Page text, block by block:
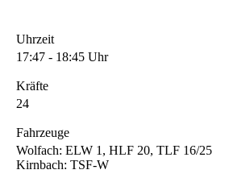
Uhrzeit
17:47 - 18:45 Uhr
Kräfte
24
Fahrzeuge
Wolfach: ELW 1, HLF 20, TLF 16/25
Kirnbach: TSF-W